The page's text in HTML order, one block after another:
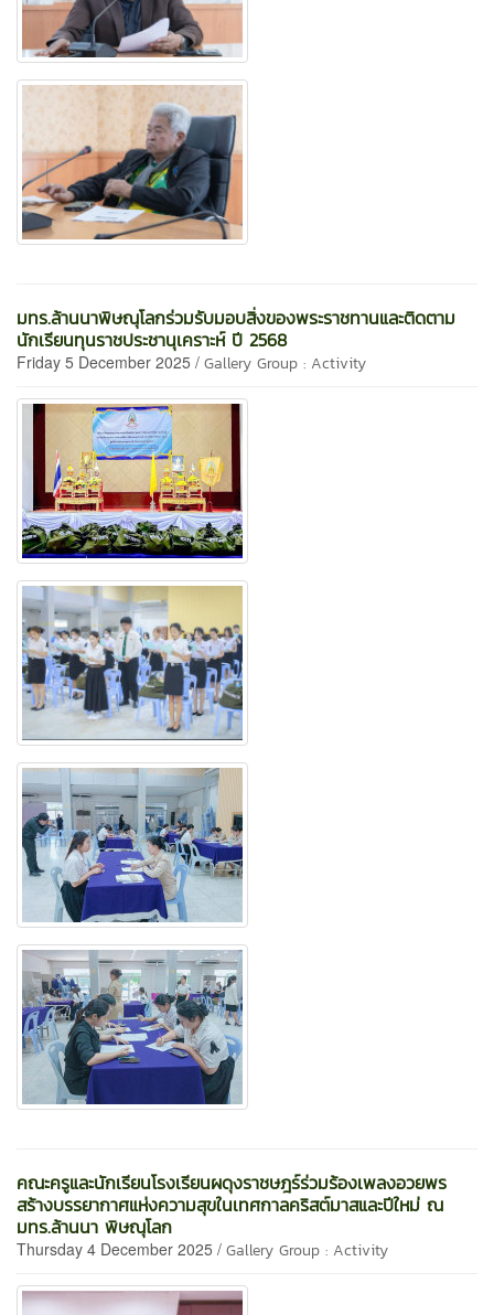
มทร.ล้านนาพิษณุโลกร่วมรับมอบสิ่งของพระราชทานและติดตาม
นักเรียนทุนราชประชานุเคราะห์ ปี 2568
Friday 5 December 2025 / Gallery Group : Activity
คณะครูและนักเรียนโรงเรียนผดุงราชษฎร์ร่วมร้องเพลงอวยพร
สร้างบรรยากาศแห่งความสุขในเทศกาลคริสต์มาสและปีใหม่ ณ
มทร.ล้านนา พิษณุโลก
Thursday 4 December 2025 / Gallery Group : Activity